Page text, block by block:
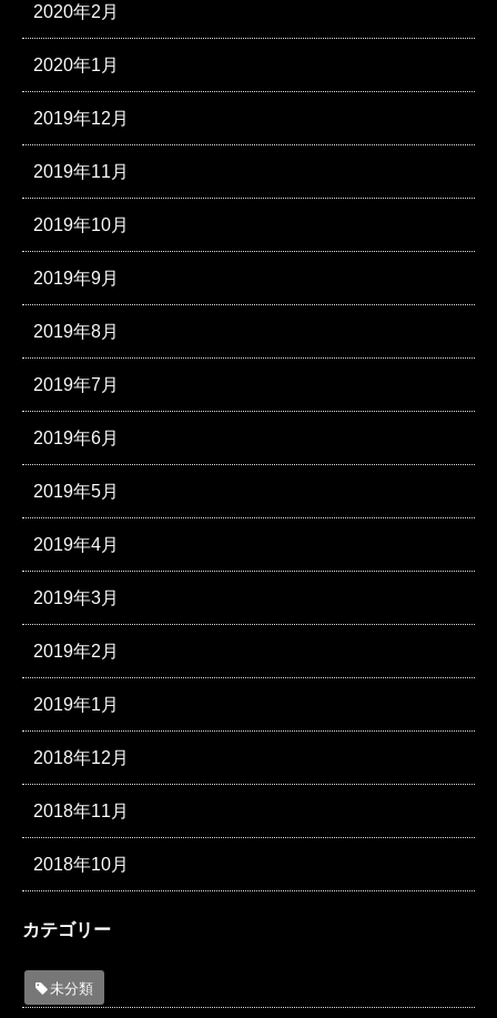
2020年2月
2020年1月
2019年12月
2019年11月
2019年10月
2019年9月
2019年8月
2019年7月
2019年6月
2019年5月
2019年4月
2019年3月
2019年2月
2019年1月
2018年12月
2018年11月
2018年10月
カテゴリー
未分類